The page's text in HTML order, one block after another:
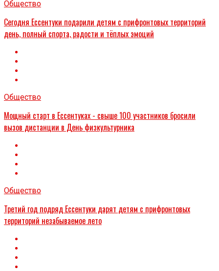
Общество
Сегодня Ессентуки подарили детям с прифронтовых территорий
день, полный спорта, радости и тёплых эмоций
Общество
Мощный старт в Ессентуках - свыше 100 участников бросили
вызов дистанции в День физкультурника
Общество
Третий год подряд Ессентуки дарят детям с прифронтовых
территорий незабываемое лето